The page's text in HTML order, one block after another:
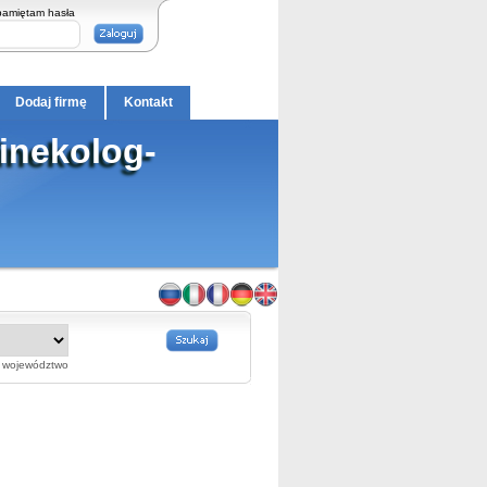
hasła
Dodaj firmę Kontakt
województwo